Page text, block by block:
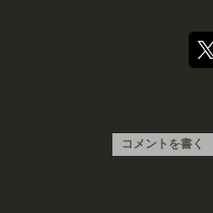
コメントを書く